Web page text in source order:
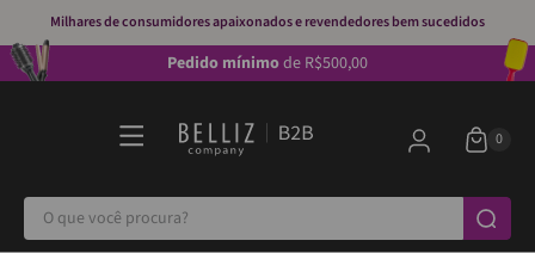
Milhares de consumidores apaixonados e revendedores bem sucedidos
Pedido mínimode R$500,00
O que você procura?